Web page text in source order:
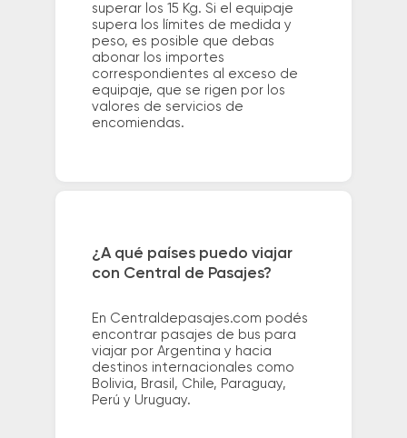
superar los 15 Kg. Si el equipaje
supera los límites de medida y
peso, es posible que debas
abonar los importes
correspondientes al exceso de
equipaje, que se rigen por los
valores de servicios de
encomiendas.
¿A qué países puedo viajar
con Central de Pasajes?
En Centraldepasajes.com podés
encontrar pasajes de bus para
viajar por Argentina y hacia
destinos internacionales como
Bolivia, Brasil, Chile, Paraguay,
Perú y Uruguay.